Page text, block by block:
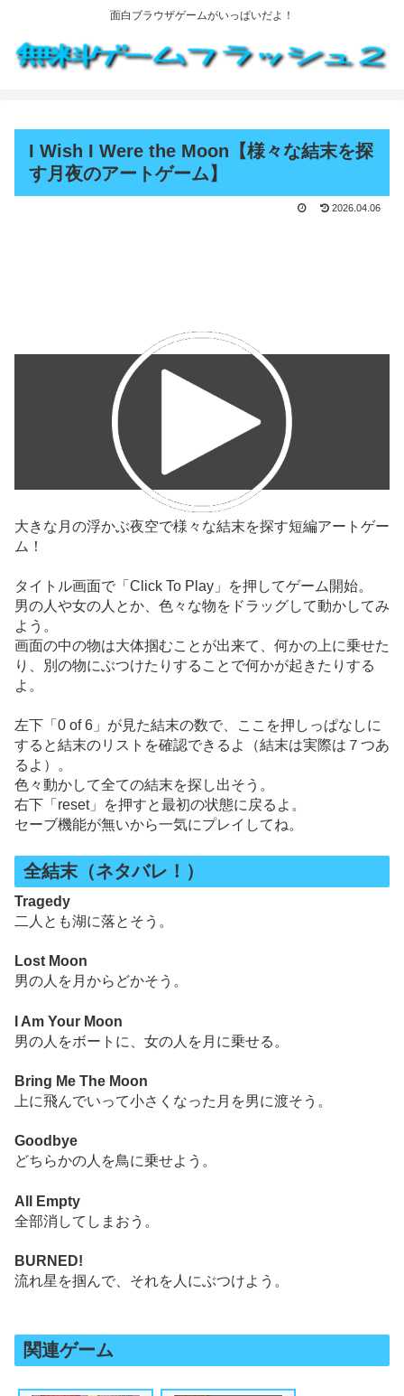
面白ブラウザゲームがいっぱいだよ！
I Wish I Were the Moon【様々な結末を探
す月夜のアートゲーム】
2026.04.06
大きな月の浮かぶ夜空で様々な結末を探す短編アートゲー
ム！
タイトル画面で「Click To Play」を押してゲーム開始。
男の人や女の人とか、色々な物をドラッグして動かしてみ
よう。
画面の中の物は大体掴むことが出来て、何かの上に乗せた
り、別の物にぶつけたりすることで何かが起きたりする
よ。
左下「0 of 6」が見た結末の数で、ここを押しっぱなしに
すると結末のリストを確認できるよ（結末は実際は７つあ
るよ）。
色々動かして全ての結末を探し出そう。
右下「reset」を押すと最初の状態に戻るよ。
セーブ機能が無いから一気にプレイしてね。
全結末（ネタバレ！）
Tragedy
二人とも湖に落とそう。
Lost Moon
男の人を月からどかそう。
I Am Your Moon
男の人をボートに、女の人を月に乗せる。
Bring Me The Moon
上に飛んでいって小さくなった月を男に渡そう。
Goodbye
どちらかの人を鳥に乗せよう。
All Empty
全部消してしまおう。
BURNED!
流れ星を掴んで、それを人にぶつけよう。
関連ゲーム